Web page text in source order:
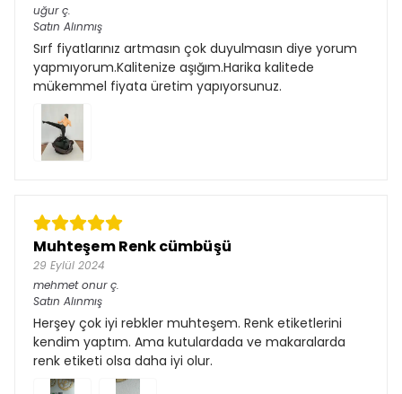
uğur ç.
Satın Alınmış
Sırf fiyatlarınız artmasın çok duyulmasın diye yorum
yapmıyorum.Kalitenize aşığım.Harika kalitede
mükemmel fiyata üretim yapıyorsunuz.
Muhteşem Renk cümbüşü
29 Eylül 2024
mehmet onur ç.
Satın Alınmış
Herşey çok iyi rebkler muhteşem. Renk etiketlerini
kendim yaptım. Ama kutulardada ve makaralarda
renk etiketi olsa daha iyi olur.